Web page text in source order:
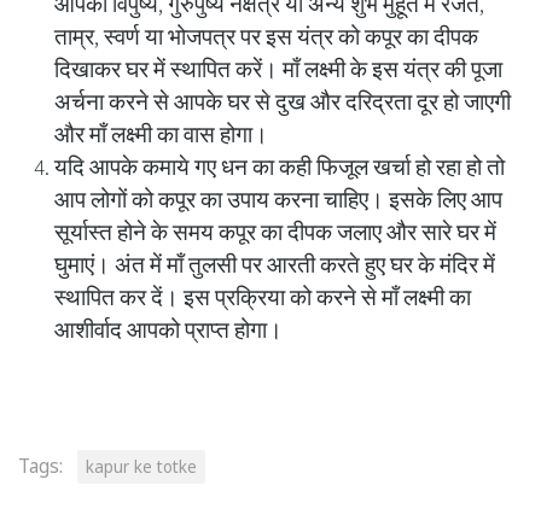
ताम्र, स्वर्ण या भोजपत्र पर इस यंत्र को कपूर का दीपक
दिखाकर घर में स्थापित करें। माँ लक्ष्मी के इस यंत्र की पूजा
अर्चना करने से आपके घर से दुख और दरिद्रता दूर हो जाएगी
और माँ लक्ष्मी का वास होगा।
यदि आपके कमाये गए धन का कही फिजूल खर्चा हो रहा हो तो
आप लोगों को कपूर का उपाय करना चाहिए। इसके लिए आप
सूर्यास्त होने के समय कपूर का दीपक जलाए और सारे घर में
घुमाएं। अंत में माँ तुलसी पर आरती करते हुए घर के मंदिर में
स्थापित कर दें। इस प्रक्रिया को करने से माँ लक्ष्मी का
आशीर्वाद आपको प्राप्त होगा।
Tags: kapur ke totke